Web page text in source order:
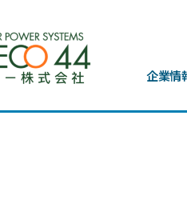
企業情